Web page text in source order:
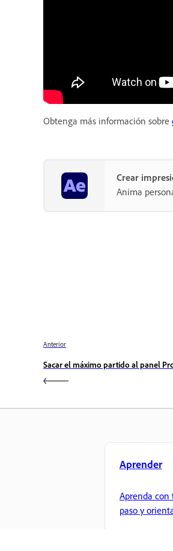
Obtenga más información sobre
Crear
Anima
Anterior
Sacar el máximo partido al panel
Aprender
Aprenda con
paso y